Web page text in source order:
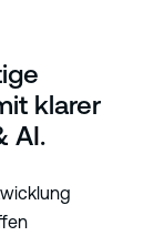
klarer
AI.